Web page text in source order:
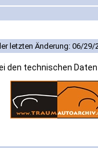
letzten Änderung: 06/29/
den technischen